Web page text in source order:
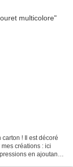
! Il est décoré
créations : ici
en ajoutant